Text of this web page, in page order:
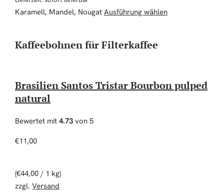
Karamell, Mandel, Nougat Ausführung wählenDieses Produkt
Kaffeebohnen für Filterkaffee
Brasilien Santos Tristar Bourbon pulped
natural
Bewertet mit 4.73 von 5
€11,00
(€44,00 / 1 kg)
zzgl. Versand